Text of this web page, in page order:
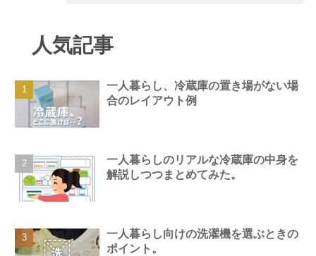
人気記事
一人暮らし、冷蔵庫の置き場がない場
合のレイアウト例
一人暮らしのリアルな冷蔵庫の中身を
解説しつつまとめてみた。
一人暮らし向けの洗濯機を選ぶときの
ポイント。